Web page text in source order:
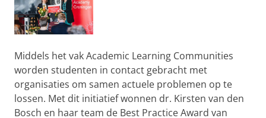
Middels het vak Academic Learning Communities
worden studenten in contact gebracht met
organisaties om samen actuele problemen op te
lossen. Met dit initiatief wonnen dr. Kirsten van den
Bosch en haar team de Best Practice Award van